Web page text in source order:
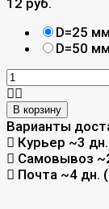
D=25
D=50
В корзину
Варианты
Курьер ~3
Самовывоз
Почта ~4 дн.